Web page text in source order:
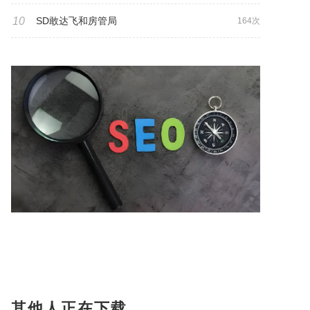
164次
10 SD敢达飞和房管局